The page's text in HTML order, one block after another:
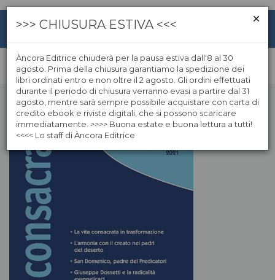
>>> CHIUSURA ESTIVA <<<
Àncora Editrice chiuderà per la pausa estiva dall'8 al 30
agosto. Prima della chiusura garantiamo la spedizione dei
libri ordinati entro e non oltre il 2 agosto. Gli ordini effettuati
durante il periodo di chiusura verranno evasi a partire dal 31
agosto, mentre sarà sempre possibile acquistare con carta di
credito ebook e riviste digitali, che si possono scaricare
immediatamente. >>>> Buona estate e buona lettura a tutti!
<<<< Lo staff di Àncora Editrice